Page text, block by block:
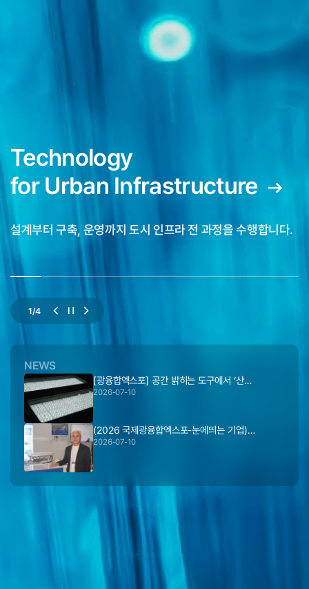
설계부터 구축, 운영까지 도시 인프라 전 과정을 수행합니다.
2/4
NEWS
[광융합엑스포] 공간 밝히는 도구에서 ‘산…
2026-07-10
(2026 국제광융합엑스포-눈에띄는 기업)…
2026-07-10